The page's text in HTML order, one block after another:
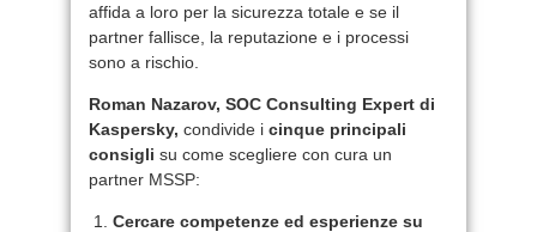
affida a loro per la sicurezza totale e se il
partner fallisce, la reputazione e i processi
sono a rischio.
Roman Nazarov, SOC Consulting Expert di
Kaspersky, condivide i cinque principali
consigli su come scegliere con cura un
partner MSSP:
Cercare competenze ed esperienze su